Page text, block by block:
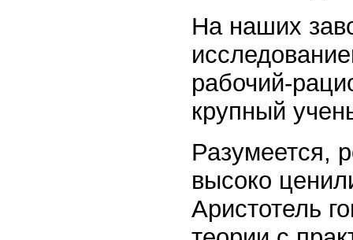
На наших
рабочий-
крупный
Разумеется,
высоко
Аристотель